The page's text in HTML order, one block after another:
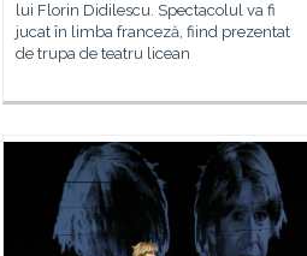
lui Florin Didilescu. Spectacolul va fi
jucat în limba franceză, fiind prezentat
de trupa de teatru licean